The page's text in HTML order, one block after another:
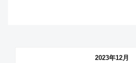
2023年12月